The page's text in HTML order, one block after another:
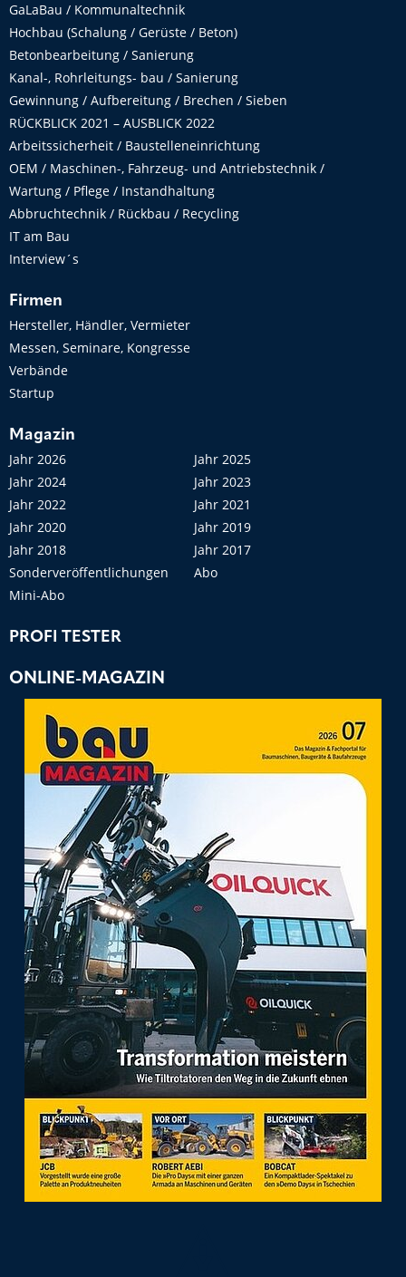
GaLaBau / Kommunaltechnik
Hochbau (Schalung / Gerüste / Beton)
Betonbearbeitung / Sanierung
Kanal-, Rohrleitungs- bau / Sanierung
Gewinnung / Aufbereitung / Brechen / Sieben
RÜCKBLICK 2021 – AUSBLICK 2022
Arbeitssicherheit / Baustelleneinrichtung
OEM / Maschinen-, Fahrzeug- und Antriebstechnik /
Wartung / Pflege / Instandhaltung
Abbruchtechnik / Rückbau / Recycling
IT am Bau
Interview´s
Firmen
Hersteller, Händler, Vermieter
Messen, Seminare, Kongresse
Verbände
Startup
Magazin
Jahr 2026
Jahr 2025
Jahr 2024
Jahr 2023
Jahr 2022
Jahr 2021
Jahr 2020
Jahr 2019
Jahr 2018
Jahr 2017
Sonderveröffentlichungen
Abo
Mini-Abo
PROFI TESTER
ONLINE-MAGAZIN